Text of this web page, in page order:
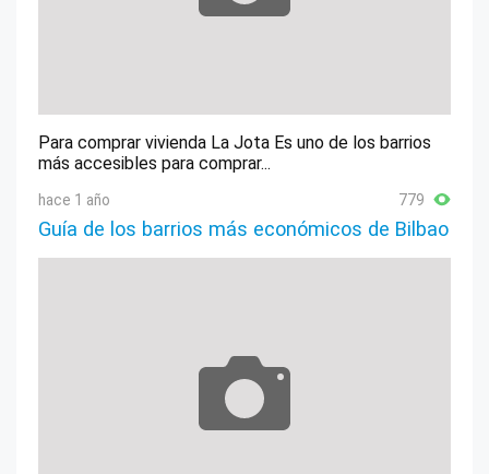
Para comprar vivienda La Jota Es uno de los barrios
más accesibles para comprar...
hace 1 año 779
Guía de los barrios más económicos de Bilbao